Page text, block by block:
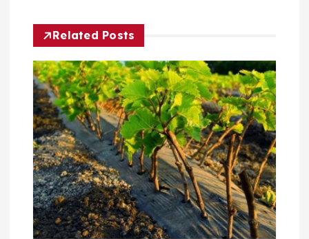
ц
и
я
п
о
з
а
Related Posts